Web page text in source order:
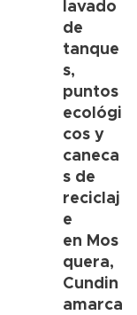
lavado
de
tanque
s,
puntos
ecológi
cos y
caneca
s de
reciclaj
e
en Mos
quera,
Cundin
amarca